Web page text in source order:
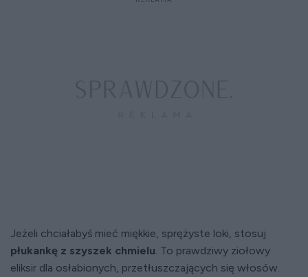
Jeżeli chciałabyś mieć miękkie, sprężyste loki, stosuj
płukankę z szyszek chmielu . To prawdziwy ziołowy
eliksir dla osłabionych, przetłuszczających się włosów.